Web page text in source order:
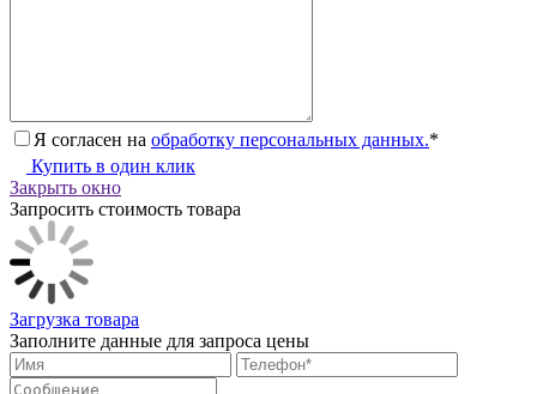
Я согласен на обработку персональных данных.*
Купить в один клик
Закрыть окно
Запросить стоимость товара
Загрузка товара
Заполните данные для запроса цены